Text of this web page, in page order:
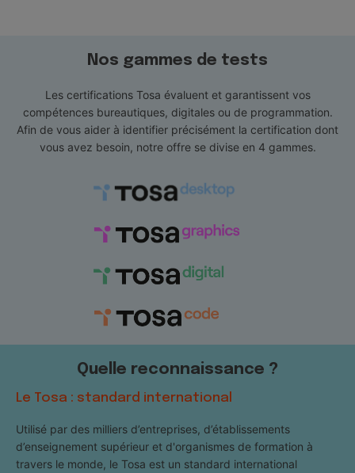
Nos gammes de tests
Les certifications Tosa évaluent et garantissent vos
compétences bureautiques, digitales ou de programmation.
Afin de vous aider à identifier précisément la certification dont
vous avez besoin, notre offre se divise en 4 gammes.
Quelle reconnaissance ?
Le Tosa : standard international
Utilisé par des milliers d’entreprises, d’établissements
d’enseignement supérieur et d'organismes de formation à
travers le monde, le Tosa est un standard international